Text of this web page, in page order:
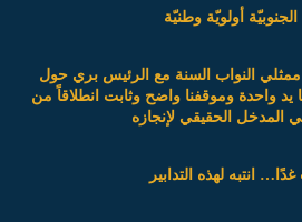
أولويّة وطنيّة
النواب السنة مع الرئيس بري حول
يد واحدة وموقفنا واضح وثابت انطلاقاً من
المدخل الحقيقي لإنجازه
انتبه لهذه التدابير